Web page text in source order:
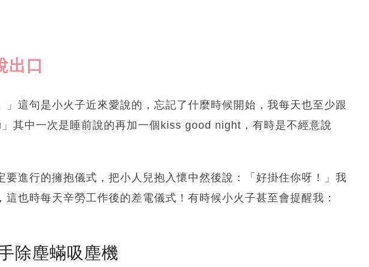
出口
」這句是小火子近來愛說的，忘記了什麼時候開始，我每天也至少跟
其中一次是睡前說的再加一個kiss good night，有時是不經意說
要進行的擁抱儀式，把小人兒抱入懷中然後說：「好掛住你呀！」我
也時每天辛勞工作後的差電儀式！有時候小火子甚至會提醒我：
除塵蟎吸塵機